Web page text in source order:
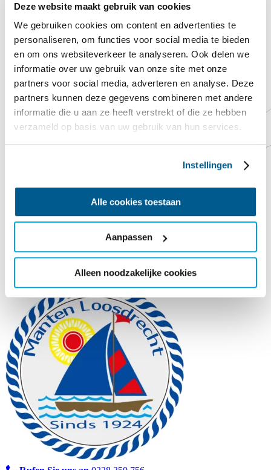
Deze website maakt gebruik van cookies
We gebruiken cookies om content en advertenties te
personaliseren, om functies voor social media te bieden
en om ons websiteverkeer te analyseren. Ook delen we
informatie over uw gebruik van onze site met onze
partners voor social media, adverteren en analyse. Deze
partners kunnen deze gegevens combineren met andere
informatie die u aan ze heeft verstrekt of die ze hebben
verzameld op basis van uw gebruik van hun services.
Instellingen
Alle cookies toestaan
Aanpassen
Alleen noodzakelijke cookies
das Dach des Kommandantenhauses buchstäblich im Stich. Das
Dach ist undicht, die derzeitigen Dachziegel sind abgenutzt und eine
ordentliche Dämmung fehlt noch gänzlich.
Spende hier Schließen
Contact
Vorlesen
Startseite
Bootverhuur Manten
Bootverhuur Manten